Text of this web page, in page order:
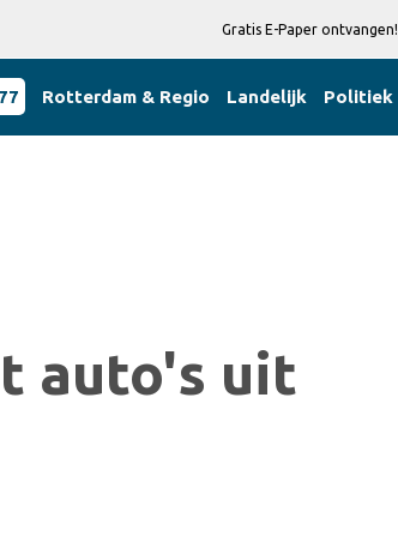
Gratis E-Paper ontvangen!
Rotterdam & Regio Landelijk Politiek
auto's uit